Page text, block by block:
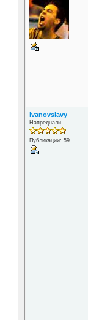
ivanovslavy
Напреднали
Публикации: 59